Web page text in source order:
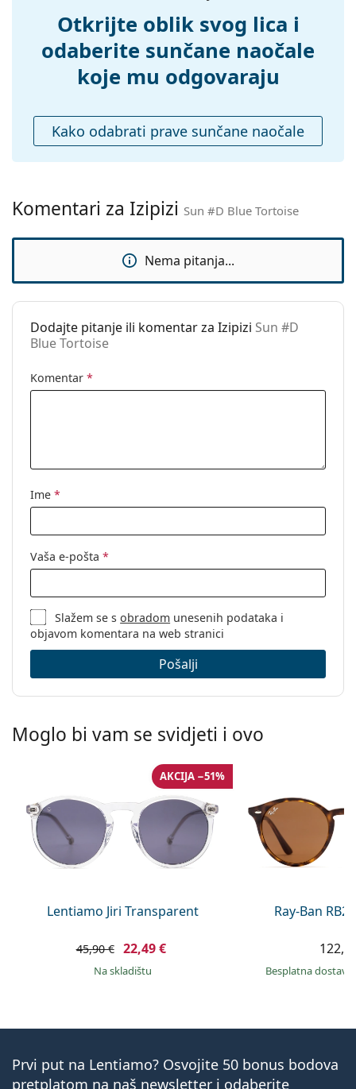
Da
Dodaci
Ne
čišćenje:
Ne
Kategorija:
Sunčane naočale
Marka:
Izipizi
Moda
recept:
Otkrijte oblik svog lica i
odaberite sunčane naočale
koje mu odgovaraju
Kako odabrati prave sunčane naočale
Komentari za Izipizi Sun #D Blue Tortoise
Nema pitanja...
Dodajte pitanje ili komentar za Izipizi Sun #D
Blue Tortoise
Komentar *
Ime *
Vaša e-pošta *
Slažem se sobradom unesenih podataka i
objavom komentara na web stranici
Pošalji
Moglo bi vam se svidjeti i ovo
Lentiamo Jiri Transparent
AKCIJA −51%
45,90 € 22,49 €
na skladištu
Ray-Ban
Besplatna dostava
Prvi put na Lentiamo? Osvojite 50 bonus bodova
pretplatom na naš newsletter i odaberite